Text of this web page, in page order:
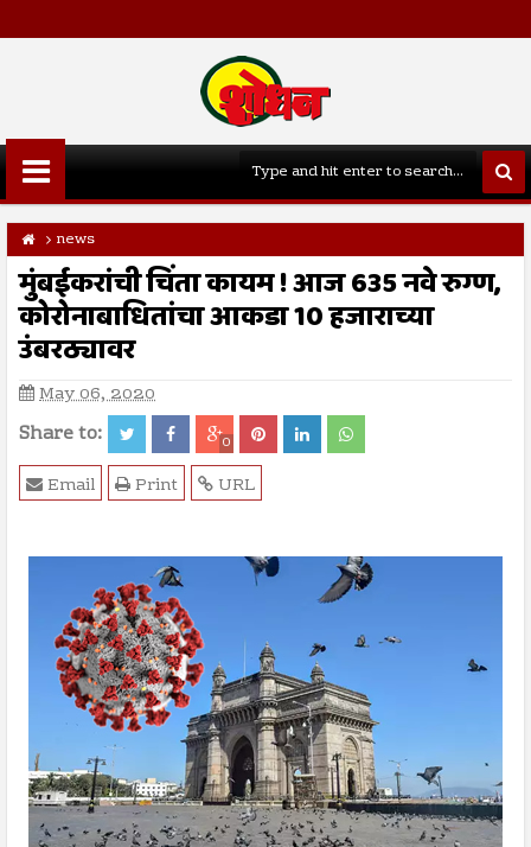
news
मुंबईकरांची चिंता कायम ! आज 635 नवे रुग्ण,
कोरोनाबाधितांचा आकडा 10 हजाराच्या
उंबरठ्यावर
May 06, 2020
Share to: 0
URL
Print
Email